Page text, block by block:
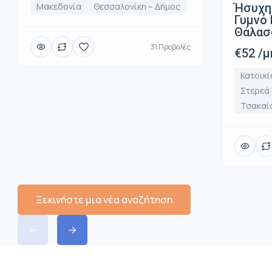
Μακεδονία
Θεσσαλονίκη – Δήμος
31 Προβολές
Γυμνό
€52 /
Ξεκινήστε μια νέα αναζήτηση